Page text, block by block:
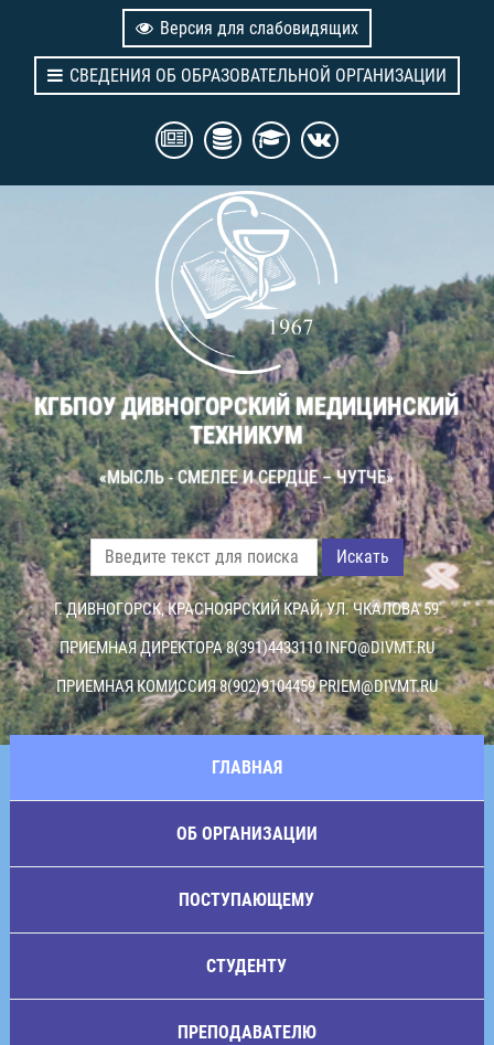
Версия для слабовидящих
СВЕДЕНИЯ ОБ ОБРАЗОВАТЕЛЬНОЙ ОРГАНИЗАЦИИ
КГБПОУ ДИВНОГОРСКИЙ МЕДИЦИНСКИЙ
ТЕХНИКУМ
«МЫСЛЬ - СМЕЛЕЕ И СЕРДЦЕ – ЧУТЧЕ»
Искать
Г. ДИВНОГОРСК, КРАСНОЯРСКИЙ КРАЙ, УЛ. ЧКАЛОВА 59
ПРИЕМНАЯ ДИРЕКТОРА 8(391)4433110INFO@DIVMT.RU
ПРИЕМНАЯ КОМИССИЯ 8(902)9104459PRIEM@DIVMT.RU
ГЛАВНАЯ
ОБ ОРГАНИЗАЦИИ
ПОСТУПАЮЩЕМУ
СТУДЕНТУ
ПРЕПОДАВАТЕЛЮ